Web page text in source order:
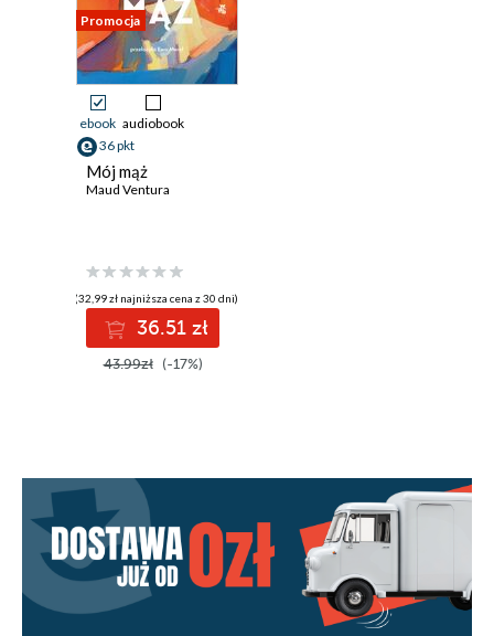
Promocja
ebook audiobook
36 pkt
Mój mąż
Maud Ventura
(32,99 zł najniższa cena z 30 dni)
36.51 zł
43.99zł (-17%)